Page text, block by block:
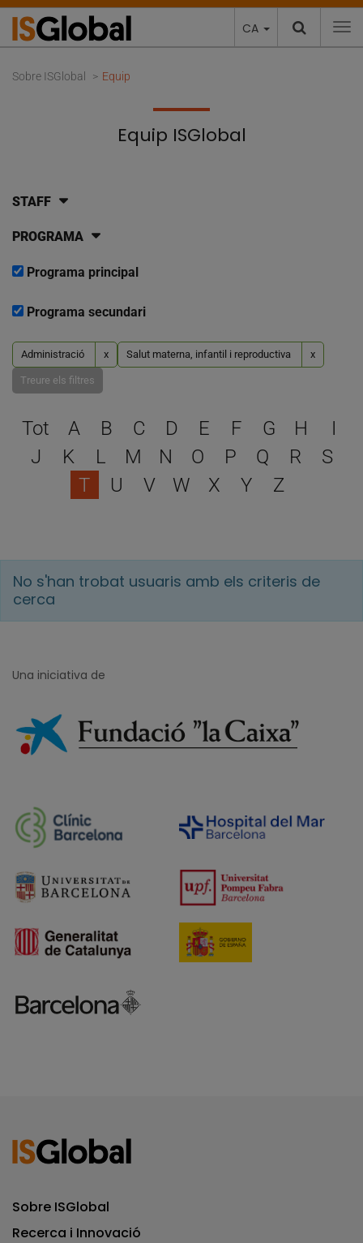
CA
Sobre ISGlobal Equip
Equip ISGlobal
STAFF
PROGRAMA
Programa principal
Programa secundari
Administració x Salut materna, infantil i reproductiva x
Treure els filtres
Escull una lletra per filtrar
Tot A B C D E F G H
I
J
K L M N O P Q R
S
T
U V W X Y Z
No s'han trobat usuaris amb els criteris de
cerca
Una iniciativa de
Sobre ISGlobal
Recerca i Innovació